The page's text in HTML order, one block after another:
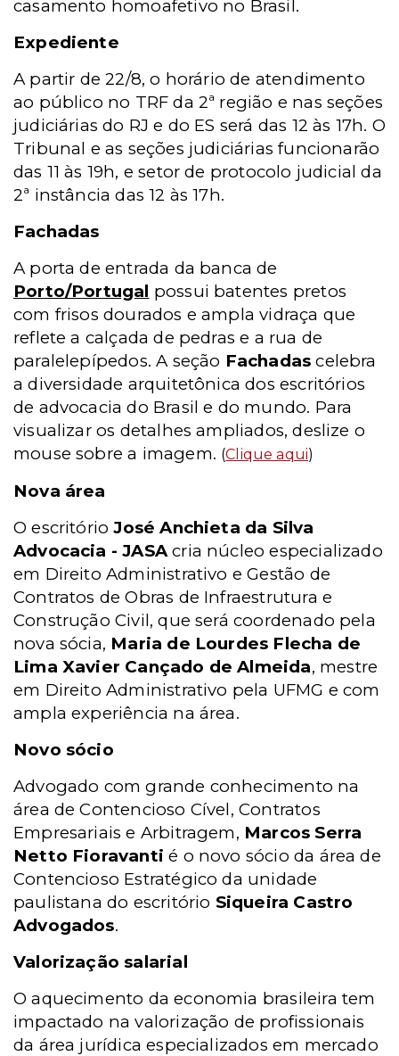
casamento homoafetivo no Brasil.
Expediente
A partir de 22/8, o horário de atendimento
ao público no TRF da 2ª região e nas seções
judiciárias do RJ e do ES será das 12 às 17h. O
Tribunal e as seções judiciárias funcionarão
das 11 às 19h, e setor de protocolo judicial da
2ª instância das 12 às 17h.
Fachadas
A porta de entrada da banca de
Porto/Portugal possui batentes pretos
com frisos dourados e ampla vidraça que
reflete a calçada de pedras e a rua de
paralelepípedos. A seção Fachadascelebra
a diversidade arquitetônica dos escritórios
de advocacia do Brasil e do mundo. Para
visualizar os detalhes ampliados, deslize o
mouse sobre a imagem. (Clique aqui)
Nova área
O escritórioJosé Anchieta da Silva
Advocacia - JASAcria núcleo especializado
em Direito Administrativo e Gestão de
Contratos de Obras de Infraestrutura e
Construção Civil, que será coordenado pela
nova sócia, Maria de Lourdes Flecha de
Lima Xavier Cançado de Almeida, mestre
em Direito Administrativo pela UFMG e com
ampla experiência na área.
Novo sócio
Advogado com grande conhecimento na
área de Contencioso Cível, Contratos
Empresariais e Arbitragem, Marcos Serra
Netto Fioravanti é o novo sócio da área de
Contencioso Estratégico da unidade
paulistana do escritório Siqueira Castro
Advogados.
Valorização salarial
O aquecimento da economia brasileira tem
impactado na valorização de profissionais
da área jurídica especializados em mercado